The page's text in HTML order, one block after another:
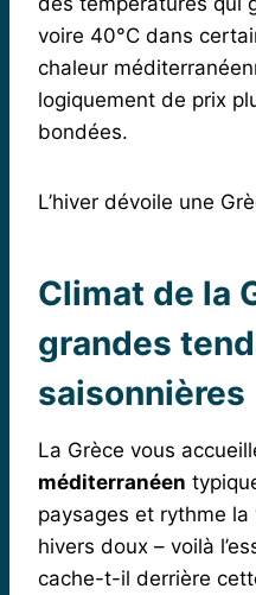
voire 40°C dans
chaleur
logiquement de prix
bondées.
L’hiver dévoile une
Climat de la
grandes
saisonnières
La Grèce vous
méditerranéen
paysages et rythme
hivers doux – voilà
cache-t-il derrière